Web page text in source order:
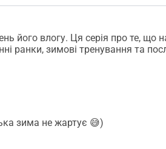
його влогу. Ця серія про те, що
ранки, зимові тренування та
зима не жартує 😅)